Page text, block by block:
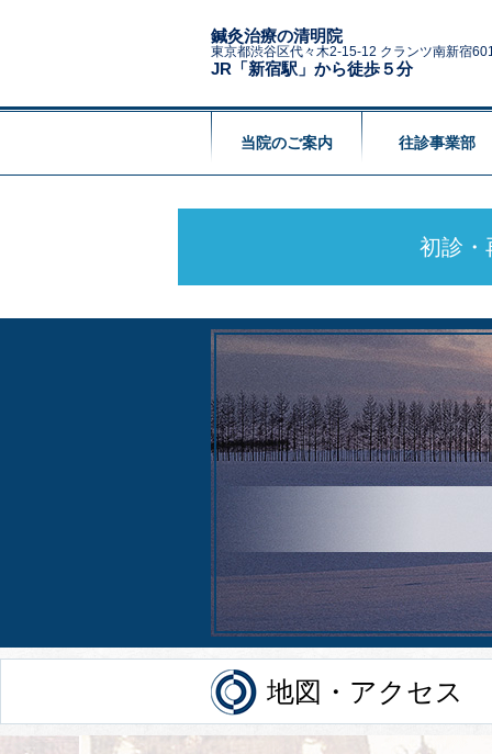
鍼灸治療の清明院
東京都渋谷区代々木2-15-12 クランツ南新宿
JR「新宿駅」から徒歩５分
当院のご案内 往診事業部
初診・
地図・アクセス